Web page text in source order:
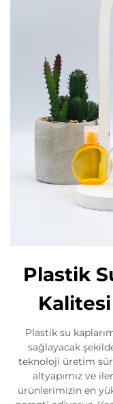
Plastik
Kalitesi
Plastik su
sağlayacak
teknoloji üretim
altyapımız ve
ürünlerimizin en